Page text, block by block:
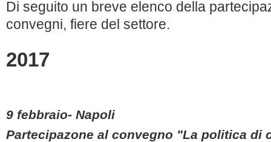
Di seguito un breve elenco della
convegni, fiere del settore.
2017
9 febbraio- Napoli
Partecipazone al convegno "La politica di